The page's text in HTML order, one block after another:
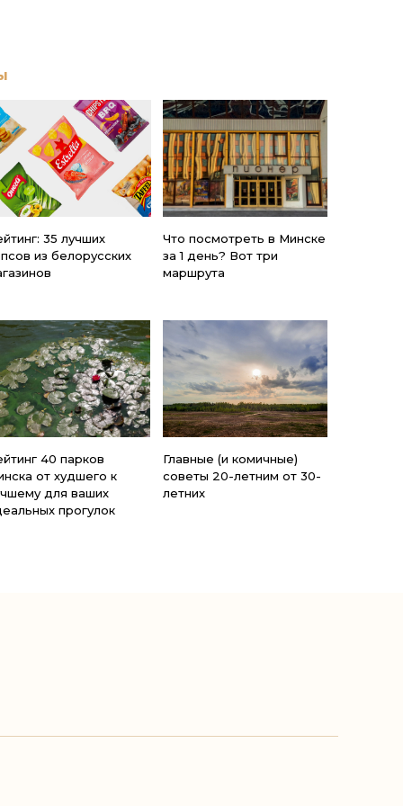
35 лучших
из белорусских
Что посмотреть в Минске
за 1 день? Вот три
маршрута
40 парков
от худшего к
для ваших
прогулок
Главные (и комичные)
советы 20-летним от 30-
летних